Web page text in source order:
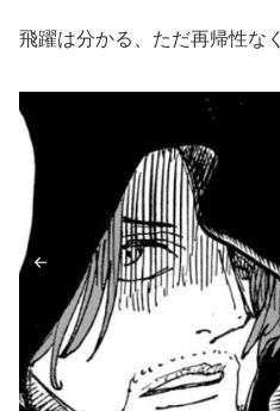
飛躍は分かる、ただ再帰性な